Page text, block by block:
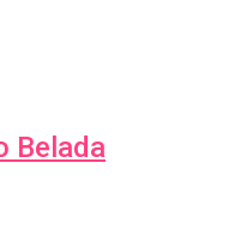
Belada